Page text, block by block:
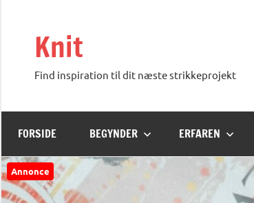
Knit
Find inspiration til dit næste strikkeprojekt
FORSIDE BEGYNDER ERFAREN
Annonce